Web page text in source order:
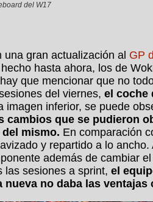
del W17
gran actualización al GP
hasta ahora, los de
que mencionar que no
del viernes, el coche
imagen inferior, se puede
cambios que se pudieron
mismo. En comparación
y repartido a lo
además de cambiar
las sesiones a sprint, el
no daba las ventajas